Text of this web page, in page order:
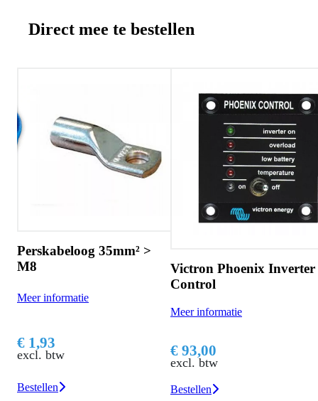
Direct mee te bestellen
Perskabeloog 35mm² >
M8
Meer informatie
€ 1,93
excl. btw
Bestellen
Victron Phoenix Inverter
Control
Meer informatie
€ 93,00
excl. btw
Bestellen